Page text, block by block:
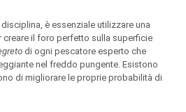
è essenziale utilizzare una
creare il foro perfetto sulla superficie
di ogni pescatore esperto che
nel freddo pungente. Esistono
di migliorare le proprie probabilità di